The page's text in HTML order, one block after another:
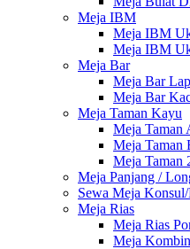
Meja IBM
Meja IBM
Meja IBM
Meja Bar
Meja Bar
Meja Bar
Meja Taman Kayu
Meja Taman
Meja Taman
Meja Taman
Meja Panjang /
Sewa Meja
Meja Rias
Meja Rias
Meja